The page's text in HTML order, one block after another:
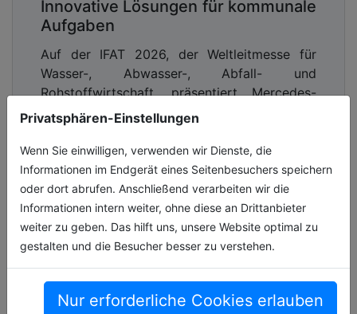
Privatsphären-Einstellungen
Wenn Sie einwilligen, verwenden wir Dienste, die
Informationen im Endgerät eines Seitenbesuchers speichern
oder dort abrufen. Anschließend verarbeiten wir die
Informationen intern weiter, ohne diese an Drittanbieter
weiter zu geben. Das hilft uns, unsere Website optimal zu
gestalten und die Besucher besser zu verstehen.
Nur erforderliche Cookies erlauben
Innovative Lösungen für kommunale
Aufgaben
Auf der IFAT 2026, der Weltleitmesse für
Wasser-, Abwasser-, Abfall- und
Rohstoffwirtschaft, präsentiert Mercedes-
Benz Trucks vom 4. bis 7. Mai ein
umfassendes [...]
05.05.2026, Lesezeit ca. 9 Minuten
verkehr
Fahrrad-Monitor 2025 liefert neue
Erkenntnisse zur Radmobilität von
Jung bis Alt